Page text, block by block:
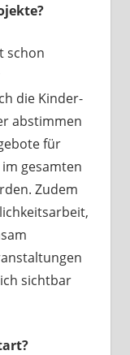
schon
die Kinder-
abstimmen
für
gesamten
Zudem
sichtbar